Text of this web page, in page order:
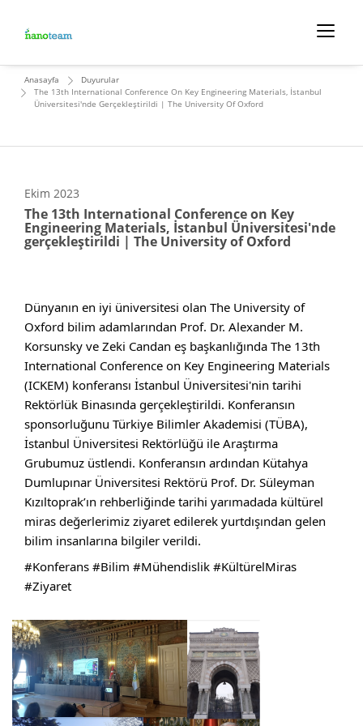
Anasayfa
Duyurular
The 13th International Conference On Key Engineering Materials, İstanbul
Üniversitesi'nde Gerçekleştirildi | The University Of Oxford
Ekim 2023
The 13th International Conference on Key
Engineering Materials, İstanbul Üniversitesi'nde
gerçekleştirildi | The University of Oxford
Dünyanın en iyi üniversitesi olan The University of
Oxford bilim adamlarından Prof. Dr. Alexander M.
Korsunsky ve Zeki Candan eş başkanlığında The 13th
International Conference on Key Engineering Materials
(ICKEM) konferansı İstanbul Üniversitesi'nin tarihi
Rektörlük Binasında gerçekleştirildi. Konferansın
sponsorluğunu Türkiye Bilimler Akademisi (TÜBA),
İstanbul Üniversitesi Rektörlüğü ile Araştırma
Grubumuz üstlendi. Konferansın ardından Kütahya
Dumlupınar Üniversitesi Rektörü Prof. Dr. Süleyman
Kızıltoprak’ın rehberliğinde tarihi yarımadada kültürel
miras değerlerimiz ziyaret edilerek yurtdışından gelen
bilim insanlarına bilgiler verildi.
#Konferans #Bilim #Mühendislik #KültürelMiras
#Ziyaret